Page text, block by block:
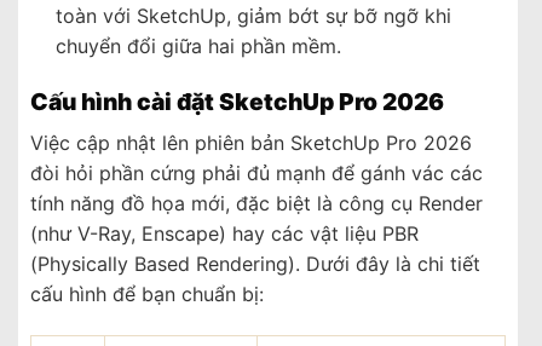
toàn với SketchUp, giảm bớt sự bỡ ngỡ khi
chuyển đổi giữa hai phần mềm.
Cấu hình cài đặt SketchUp Pro 2026
Việc cập nhật lên phiên bản SketchUp Pro 2026
đòi hỏi phần cứng phải đủ mạnh để gánh vác các
tính năng đồ họa mới, đặc biệt là công cụ Render
(như V-Ray, Enscape) hay các vật liệu PBR
(Physically Based Rendering). Dưới đây là chi tiết
cấu hình để bạn chuẩn bị: